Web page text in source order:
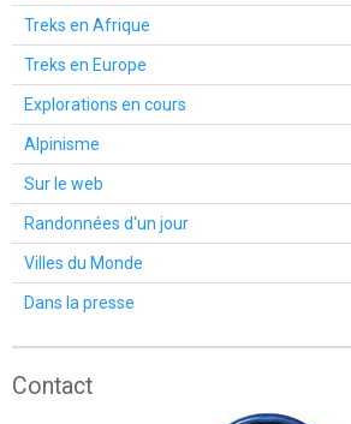
Treks en Afrique
Treks en Europe
Explorations en cours
Alpinisme
Sur le web
Randonnées d'un jour
Villes du Monde
Dans la presse
Contact